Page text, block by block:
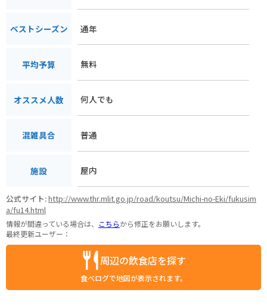
ベストシーズン 通年
平均予算 無料
オススメ人数 何人でも
混雑具合 普通
施設 屋内
公式サイト:http://www.thr.mlit.go.jp/road/koutsu/Michi-no-Eki/fukusim
a/fu14.html
情報が間違っている場合は、 こちらから修正をお願いします。
最終更新ユーザー：
周辺の飲食店を探す
食べログで地図が表示されます。